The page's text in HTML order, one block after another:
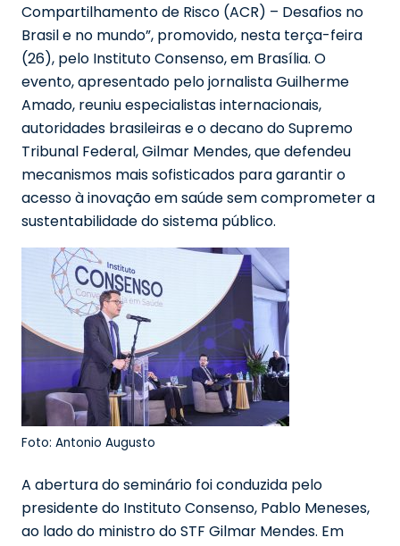
Compartilhamento de Risco (ACR) – Desafios no
Brasil e no mundo”, promovido, nesta terça-feira
(26), pelo Instituto Consenso, em Brasília. O
evento, apresentado pelo jornalista Guilherme
Amado, reuniu especialistas internacionais,
autoridades brasileiras e o decano do Supremo
Tribunal Federal, Gilmar Mendes, que defendeu
mecanismos mais sofisticados para garantir o
acesso à inovação em saúde sem comprometer a
sustentabilidade do sistema público.
Foto: Antonio Augusto
A abertura do seminário foi conduzida pelo
presidente do Instituto Consenso, Pablo Meneses,
ao lado do ministro do STF Gilmar Mendes. Em